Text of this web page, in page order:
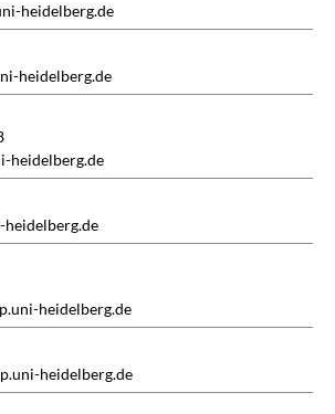
heidelberg.de
heidelberg.de
heidelberg.de
heidelberg.de
heidelberg.de
heidelberg.de